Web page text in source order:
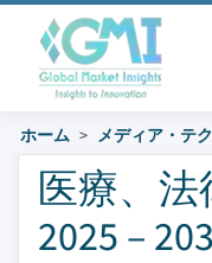
ホーム メディア・テ
医療、
2025 –